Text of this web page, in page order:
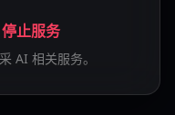
止服务
AI 相关服务。